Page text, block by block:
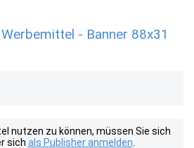
- Banner 88x31
nutzen zu können, müssen Sie sich
sich als Publisher anmelden